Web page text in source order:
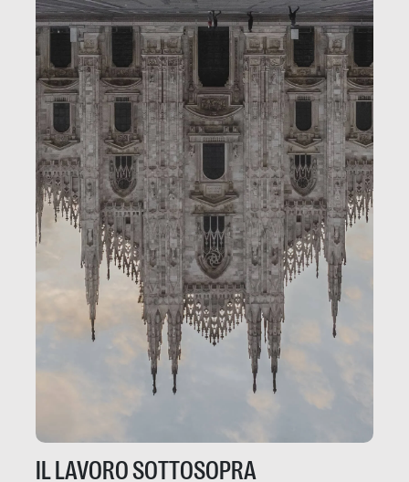
IL LAVORO SOTTOSOPRA